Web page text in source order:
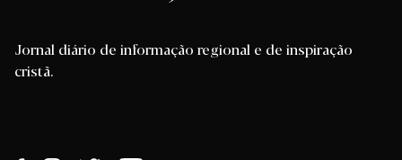
Jornal diário de informação regional e de inspiração
cristã.